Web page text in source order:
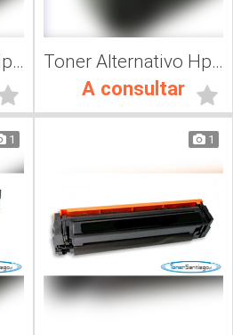
Toner Alternativo Hp CF412A, Impresora Láser Toner Alternativo Hp CF413A, Impresora Láser
A consultar
1 1